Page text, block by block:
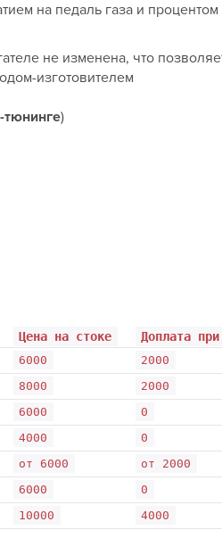
на педаль газа и процентом
не изменена, что
изготовителем
тюнинге)
Цена на стоке Доплата
6000
2000
8000
2000
6000
0
4000
0
от 6000
от 2000
6000
0
10000 4000